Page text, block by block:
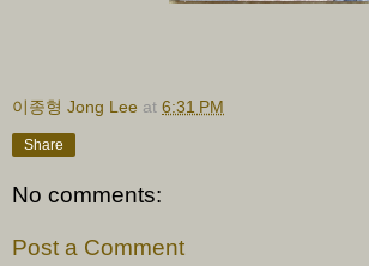
이종형 Jong Lee at 6:31 PM
Share
No comments:
Post a Comment